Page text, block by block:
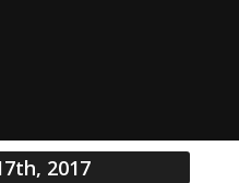
2017